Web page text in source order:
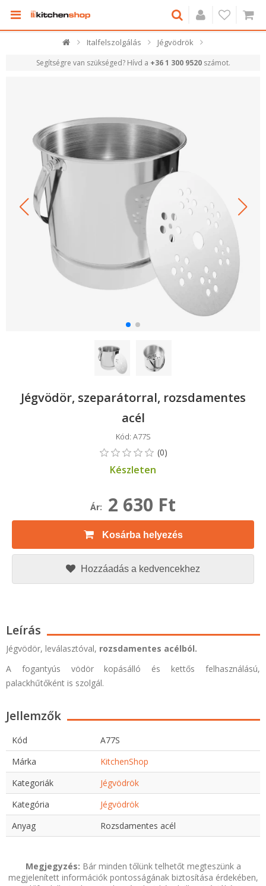
Italfelszolgálás Jégvödrök
Segítségre van szükséged? Hívd a +36 1 300 9520számot.
Jégvödör, szeparátorral, rozsdamentes
acél
Kód: A77S
Készleten
Ár: 2 630 Ft
Kosárba helyezés
Hozzáadás a kedvencekhez
Leírás
Jégvödör, leválasztóval, rozsdamentes acélból.
A fogantyús vödör kopásálló és kettős felhasználású,
palackhűtőként is szolgál.
Jellemzők
Kód
A77S
Márka
KitchenShop
Kategoriák
Jégvödrök
Kategória
Jégvödrök
Anyag
Rozsdamentes acél
Megjegyzés: Bár minden tőlünk telhetőt megteszünk a
megjelenített információk pontosságának biztosítása érdekében,